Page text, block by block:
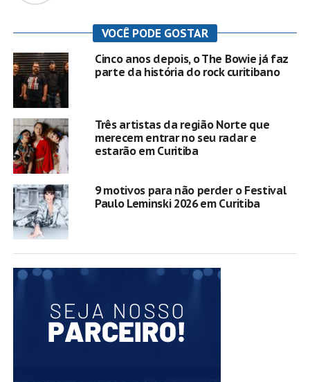
VOCÊ PODE GOSTAR
Cinco anos depois, o The Bowie já faz
parte da história do rock curitibano
Três artistas da região Norte que
merecem entrar no seu radar e
estarão em Curitiba
9 motivos para não perder o Festival
Paulo Leminski 2026 em Curitiba